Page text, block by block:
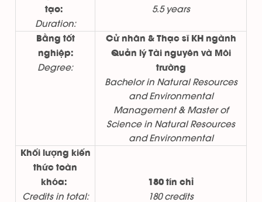
tạo:
Duration:
5.5 years
Bằng tốt
nghiệp:
Degree:
Cử nhân & Thạc sĩ KH ngành
Quản lý Tài nguyên và Môi
trường
Bachelor in Natural Resources
and Environmental
Management & Master of
Science in Natural Resources
and Environmental
Khối lượng kiến
thức toàn
khóa:
Credits in total:
180 tín chỉ
180 credits